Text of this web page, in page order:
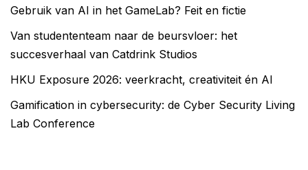
Gebruik van AI in het GameLab? Feit en fictie
Van studententeam naar de beursvloer: het
succesverhaal van Catdrink Studios
HKU Exposure 2026: veerkracht, creativiteit én AI
Gamification in cybersecurity: de Cyber Security Living
Lab Conference